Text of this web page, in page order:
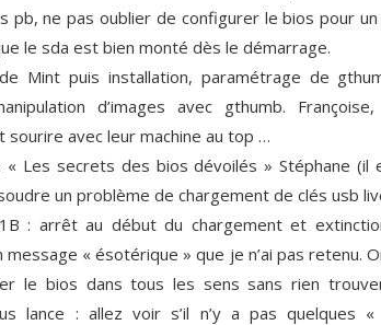
pb, ne pas oublier de configurer le bios pour
le sda est bien monté dès le démarrage.
Mint puis installation, paramétrage de
d’images avec gthumb.
avec leur machine au top …
« Les secrets des bios dévoilés » Stéphane (il
un problème de chargement de clés usb
: arrêt au début du chargement et
message « ésotérique » que je n’ai pas retenu.
le bios dans tous les sens sans rien
lance : allez voir s’il n’y a pas quelques